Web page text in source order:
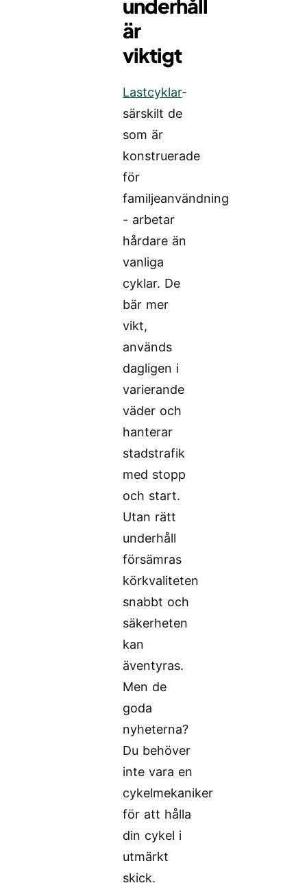
underhåll
är
viktigt
Lastcyklar-
särskilt de
som är
konstruerade
för
familjeanvändning
- arbetar
hårdare än
vanliga
cyklar. De
bär mer
vikt,
används
dagligen i
varierande
väder och
hanterar
stadstrafik
med stopp
och start.
Utan rätt
underhåll
försämras
körkvaliteten
snabbt och
säkerheten
kan
äventyras.
Men de
goda
nyheterna?
Du behöver
inte vara en
cykelmekaniker
för att hålla
din cykel i
utmärkt
skick.